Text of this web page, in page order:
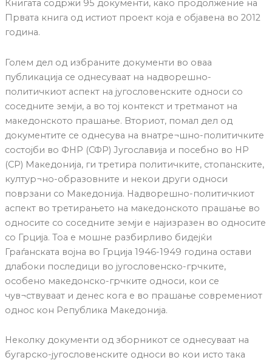
Книгата содржи 95 документи, како продолжение на
Првата книга од истиот проект која е објавена во 2012
година.
Голем дел од избраните документи во оваа
публикација се однесуваат на надворешно-
политичкиот аспект на југословенските односи со
соседните земји, а во тој контекст и третманот на
македонското прашање. Вториот, помал дел од
документите се однесува на внатре¬шно-политичките
состојби во ФНР (СФР) Југославија и посебно во НР
(СР) Македонија, ги третира политичките, стопанските,
култур¬но-образовните и некои други односи
поврзани со Македонија. Надворешно-политичкиот
аспект во третирањето на македонското прашање во
односите со соседните земји е најизразен во односите
со Грција. Тоа е мошне разбирливо бидејќи
Граѓанската војна во Грција 1946-1949 година остави
длабоки последици во југословенско-грчките,
особено македонско-грчките односи, кои се
чув¬ствуваат и денес кога е во прашање современиот
однос кон Република Македонија.
Неколку документи од зборникот се однесуваат на
бугарско-југословенските односи во кои исто така